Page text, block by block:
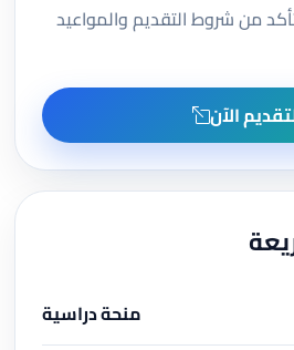
من شروط التقديم والمواعيد
الآن
منحة دراسية